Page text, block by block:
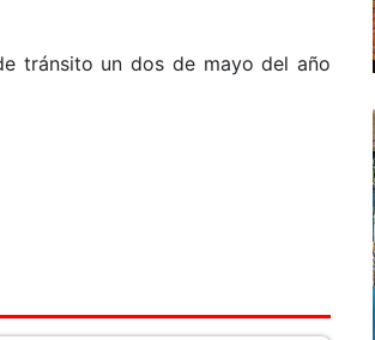
tránsito un dos de mayo del año